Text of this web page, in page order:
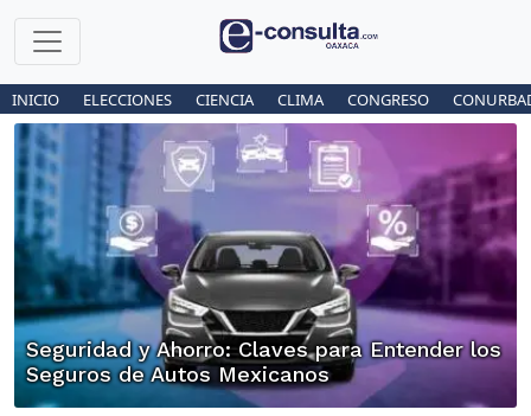
INICIO ELECCIONES CIENCIA CLIMA CONGRESO
Seguridad y Ahorro: Claves para Entender los
Seguros de Autos Mexicanos